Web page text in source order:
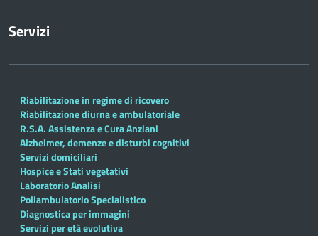
Servizi
Riabilitazione in regime di ricovero
Riabilitazione diurna e ambulatoriale
R.S.A. Assistenza e Cura Anziani
Alzheimer, demenze e disturbi cognitivi
Servizi domiciliari
Hospice e Stati vegetativi
Laboratorio Analisi
Poliambulatorio Specialistico
Diagnostica per immagini
Servizi per età evolutiva